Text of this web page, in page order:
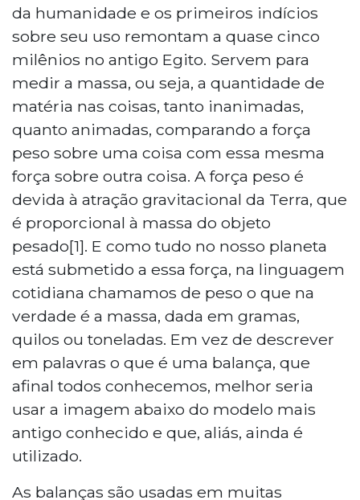
da humanidade e os primeiros indícios
sobre seu uso remontam a quase cinco
milênios no antigo Egito. Servem para
medir a massa, ou seja, a quantidade de
matéria nas coisas, tanto inanimadas,
quanto animadas, comparando a força
peso sobre uma coisa com essa mesma
força sobre outra coisa. A força peso é
devida à atração gravitacional da Terra, que
é proporcional à massa do objeto
pesado[1]. E como tudo no nosso planeta
está submetido a essa força, na linguagem
cotidiana chamamos de peso o que na
verdade é a massa, dada em gramas,
quilos ou toneladas. Em vez de descrever
em palavras o que é uma balança, que
afinal todos conhecemos, melhor seria
usar a imagem abaixo do modelo mais
antigo conhecido e que, aliás, ainda é
utilizado.
As balanças são usadas em muitas